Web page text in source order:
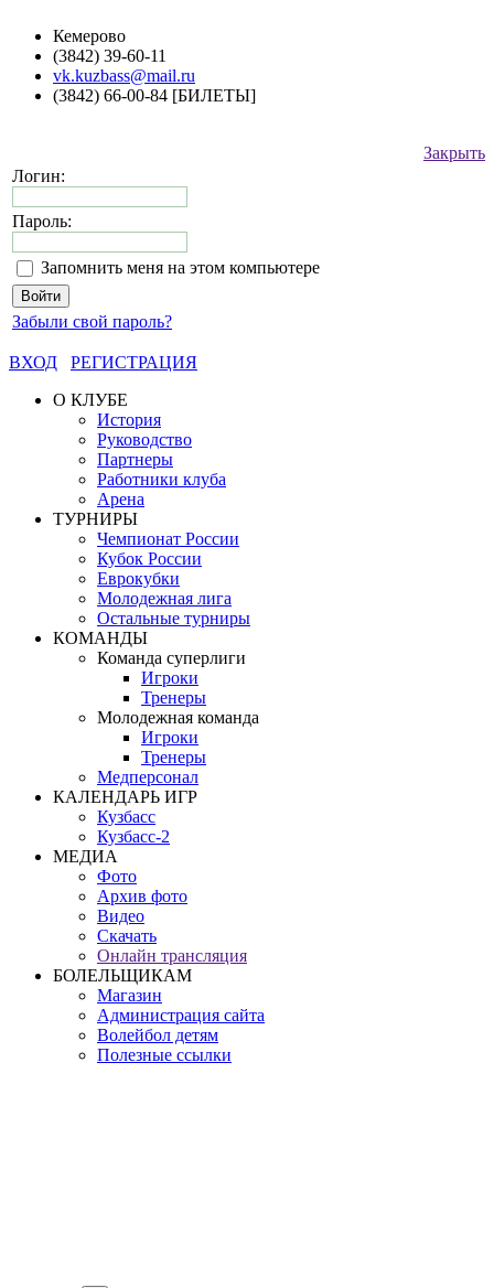
Кемерово
(3842) 39-60-11
vk.kuzbass@mail.ru
(3842) 66-00-84 [БИЛЕТЫ]
Закрыть
Логин:
Пароль:
Запомнить меня на этом компьютере
Забыли свой пароль?
ВХОД
РЕГИСТРАЦИЯ
О КЛУБЕ
История
Руководство
Партнеры
Работники клуба
Арена
ТУРНИРЫ
Чемпионат России
Кубок России
Еврокубки
Молодежная лига
Остальные турниры
КОМАНДЫ
Команда суперлиги
Игроки
Тренеры
Молодежная команда
Игроки
Тренеры
Медперсонал
КАЛЕНДАРЬ ИГР
Кузбасс
Кузбасс-2
МЕДИА
Фото
Архив фото
Видео
Скачать
Онлайн трансляция
БОЛЕЛЬЩИКАМ
Магазин
Администрация сайта
Волейбол детям
Полезные ссылки